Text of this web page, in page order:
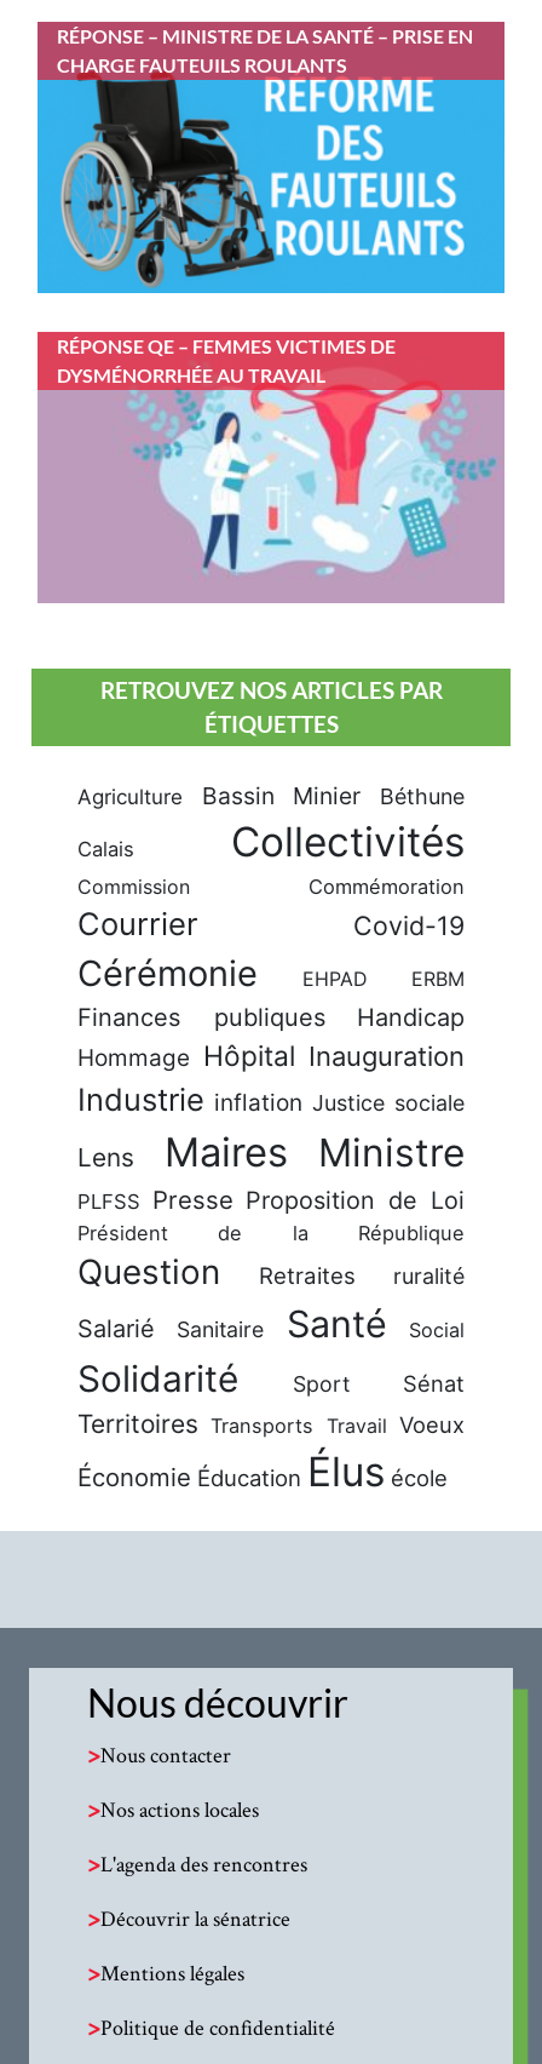
RÉPONSE – MINISTRE DE LA SANTÉ – PRISE EN
CHARGE FAUTEUILS ROULANTS
RÉPONSE QE – FEMMES VICTIMES DE
DYSMÉNORRHÉE AU TRAVAIL
RETROUVEZ NOS ARTICLES PAR
ÉTIQUETTES
Agriculture Bassin Minier Béthune
Calais Collectivités
Commission Commémoration
Courrier Covid-19
Cérémonie EHPAD ERBM
Finances publiques Handicap
Hommage Hôpital Inauguration
Industrie inflation Justice sociale
Lens Maires Ministre
PLFSS Presse Proposition de Loi
Président de la République
Question Retraites ruralité
Salarié Sanitaire Santé Social
Solidarité Sport Sénat
Territoires Transports Travail Voeux
Économie Éducation Élus école
Nous découvrir
>Nous contacter
>Nos actions locales
>L'agenda des rencontres
>Découvrir la sénatrice
>Mentions légales
>Politique de confidentialité